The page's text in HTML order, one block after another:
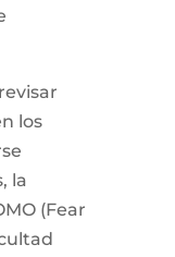
los
la
(Fear